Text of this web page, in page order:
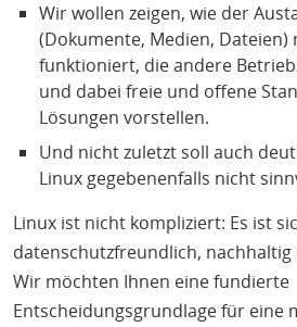
Wir wollen zeigen, wie der
(Dokumente, Medien, Dateien)
funktioniert, die andere
und dabei freie und offene
Lösungen vorstellen.
Und nicht zuletzt soll auch
Linux gegebenenfalls nicht
Linux ist nicht kompliziert: Es ist
datenschutzfreundlich,
Wir möchten Ihnen eine fundierte
Entscheidungsgrundlage für eine